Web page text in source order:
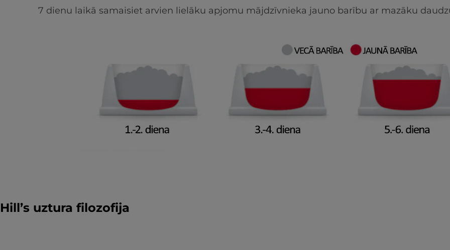
7 dienu laikā samaisiet arvien lielāku apjomu mājdzīvnieka jauno barību ar mazāku
Hill’s uztura filozofija